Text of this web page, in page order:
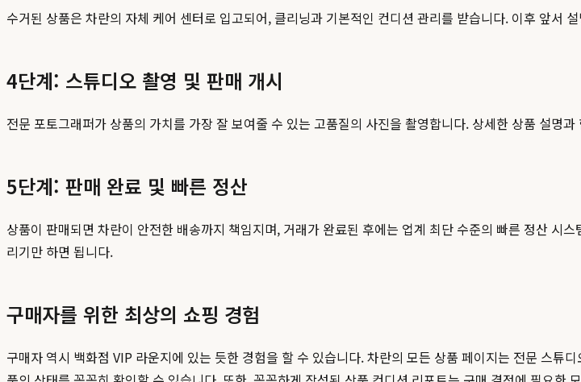
수거된 상품은 차란의 자체 케어 센터로 입고되어, 클리닝과 기본적인 컨디션 관리를 받습니다. 이후 앞서
4단계: 스튜디오 촬영 및 판매 개시
전문 포토그래퍼가 상품의 가치를 가장 잘 보여줄 수 있는 고품질의 사진을 촬영합니다. 상세한 상품 설명
5단계: 판매 완료 및 빠른 정산
상품이 판매되면 차란이 안전한 배송까지 책임지며, 거래가 완료된 후에는 업계 최단 수준의 빠른 정산 시
리기만 하면 됩니다.
구매자를 위한 최상의 쇼핑 경험
구매자 역시 백화점 VIP 라운지에 있는 듯한 경험을 할 수 있습니다. 차란의 모든 상품 페이지는 전문 스튜